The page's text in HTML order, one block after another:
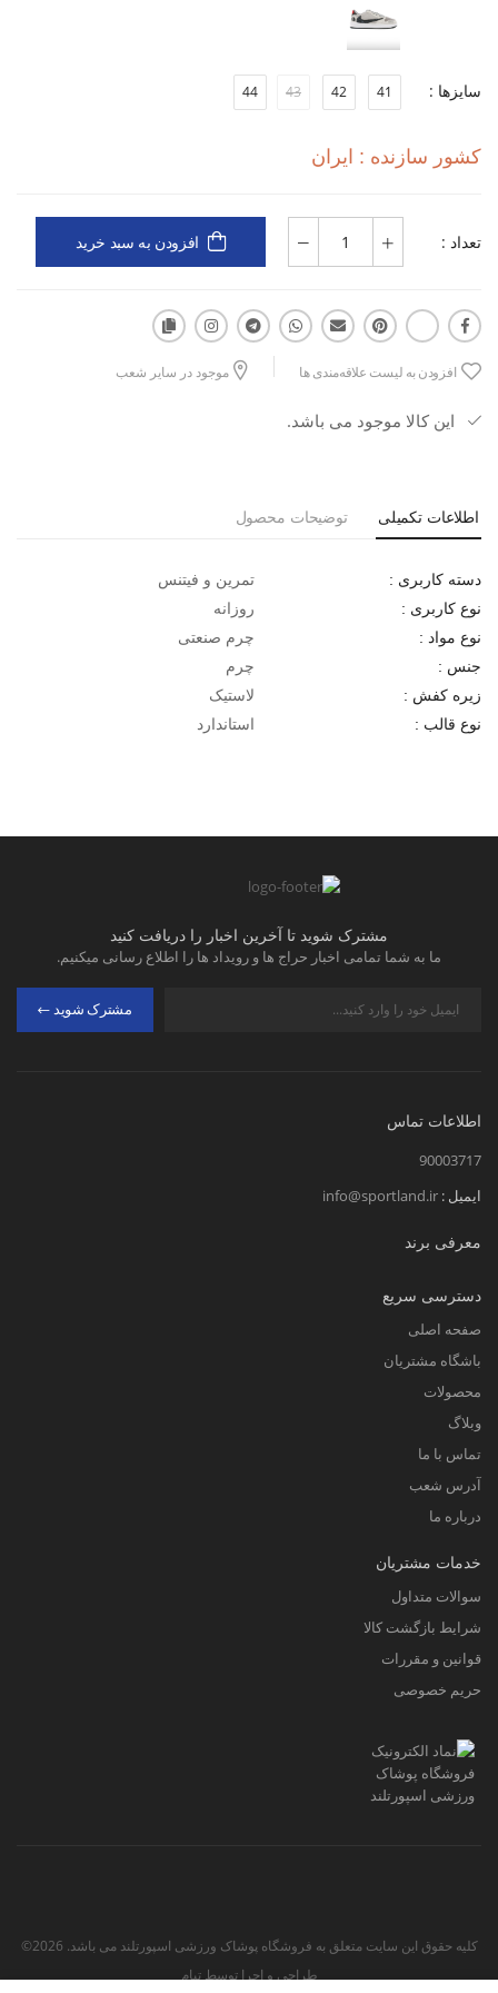
سایزها : 41
42
43
44
کشور سازنده : ایران
تعداد : افزودن به سبد خرید
افزودن به لیست علاقه‌مندی ها موجود در سایر شعب
این کالا موجود می باشد.
اطلاعات تکمیلی توضیحات محصول
دسته کاربری : تمرین و فیتنس
نوع کاربری : روزانه
نوع مواد : چرم صنعتی
جنس : چرم
زیره کفش : لاستیک
نوع قالب : استاندارد
مشترک شوید تا آخرین اخبار را دریافت کنید
ما به شما تمامی اخبار حراج ها و رویداد ها را اطلاع رسانی میکنیم.
مشترک شوید
اطلاعات تماس
90003717
ایمیل : info@sportland.ir
معرفی برند
دسترسی سریع
صفحه اصلی
باشگاه مشتریان
محصولات
وبلاگ
تماس با ما
آدرس شعب
درباره ما
خدمات مشتریان
سوالات متداول
شرایط بازگشت کالا
قوانین و مقررات
حریم خصوصی
کلیه حقوق این سایت متعلق به فروشگاه پوشاک ورزشی اسپورتلند می باشد. 2026©
طراحی و اجرا توسطتیام